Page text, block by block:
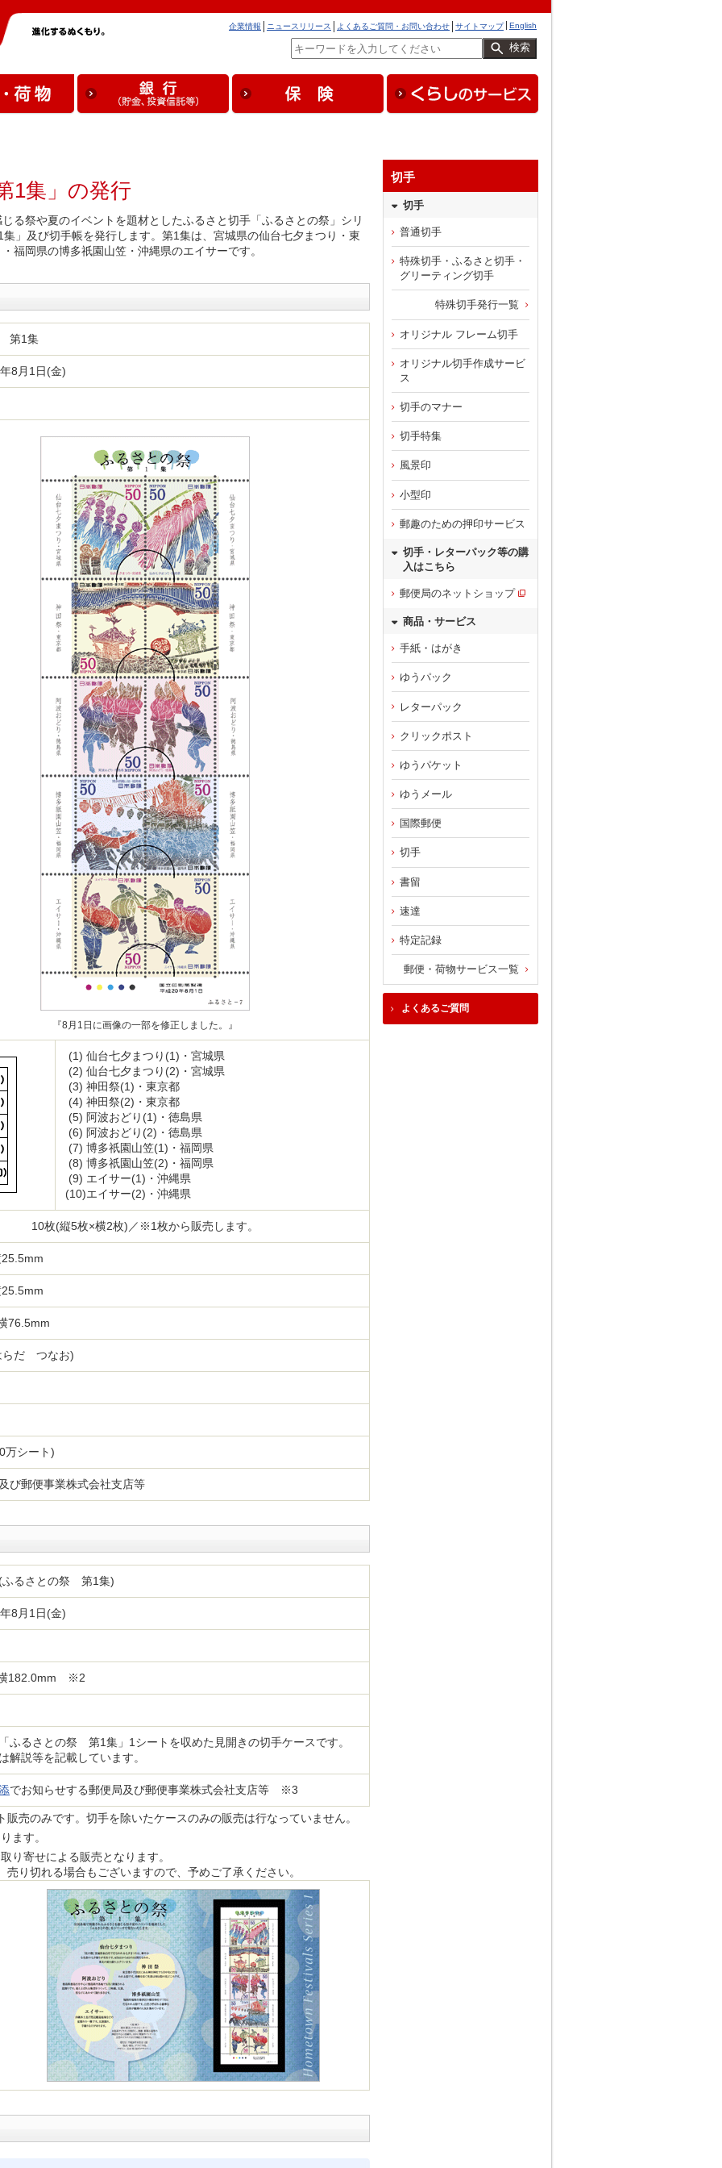
English
サイトマップ
よくあるご質問・お問い合わせ
ニュースリリース
企業情報
検索
集」の発行
る祭や夏のイベントを題材としたふるさと切手「ふるさとの祭」シリ
」及び切手帳を発行します。第1集は、宮城県の仙台七夕まつり・東
福岡県の博多祇園山笠・沖縄県のエイサーです。
第1集
8月1日(金)
『8月1日に画像の一部を修正しました。』
(1) 仙台七夕まつり(1)・宮城県
(2) 仙台七夕まつり(2)・宮城県
(3) 神田祭(1)・東京都
(4) 神田祭(2)・東京都
(5) 阿波おどり(1)・徳島県
(6) 阿波おどり(2)・徳島県
(7) 博多祇園山笠(1)・福岡県
(8) 博多祇園山笠(2)・福岡県
(9) エイサー(1)・沖縄県
(10)エイサー(2)・沖縄県
10枚(縦5枚×横2枚)／※1枚から販売します。
76.5mm
だ つなお)
万シート)
び郵便事業株式会社支店等
ふるさとの祭 第1集)
8月1日(金)
182.0mm ※2
ふるさとの祭 第1集」1シートを収めた見開きの切手ケースです。
解説等を記載しています。
でお知らせする郵便局及び郵便事業株式会社支店等 ※3
売のみです。切手を除いたケースのみの販売は行なっていません。
ます。
り寄せによる販売となります。
り切れる場合もございますので、予めご了承ください。
切手
切手
普通切手
特殊切手・ふるさと切手・
グリーティング切手
特殊切手発行一覧
オリジナル フレーム切手
オリジナル切手作成サービ
ス
切手のマナー
切手特集
風景印
小型印
郵趣のための押印サービス
切手・レターパック等の購
入はこちら
郵便局のネットショップ
商品・サービス
手紙・はがき
ゆうパック
レターパック
クリックポスト
ゆうパケット
ゆうメール
国際郵便
切手
書留
速達
特定記録
郵便・荷物サービス一覧
よくあるご質問